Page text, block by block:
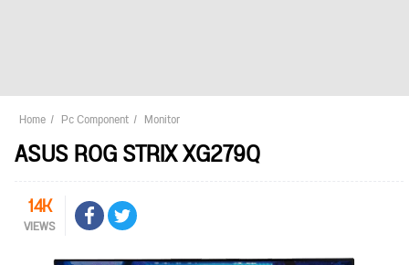
Home Pc Component Monitor
ASUS ROG STRIX XG279Q
14K
VIEWS